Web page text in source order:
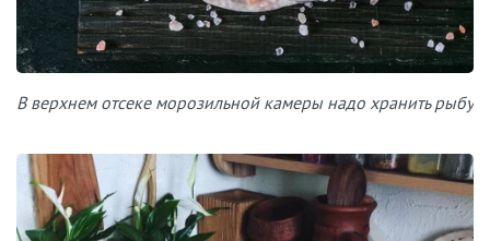
В верхнем отсеке морозильной камеры надо хранить рыбу